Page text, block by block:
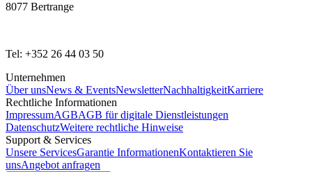
8077 Bertrange
Tel: +352 26 44 03 50
Unternehmen
Über unsNews & EventsNewsletterNachhaltigkeitKarriere
Rechtliche Informationen
ImpressumAGBAGB für digitale Dienstleistungen
DatenschutzWeitere rechtliche Hinweise
Support & Services
Unsere ServicesGarantie InformationenKontaktieren Sie
unsAngebot anfragen